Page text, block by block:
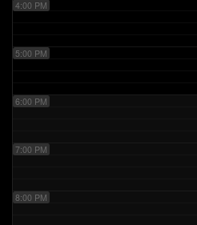
4:00 PM
5:00 PM
6:00 PM
7:00 PM
8:00 PM